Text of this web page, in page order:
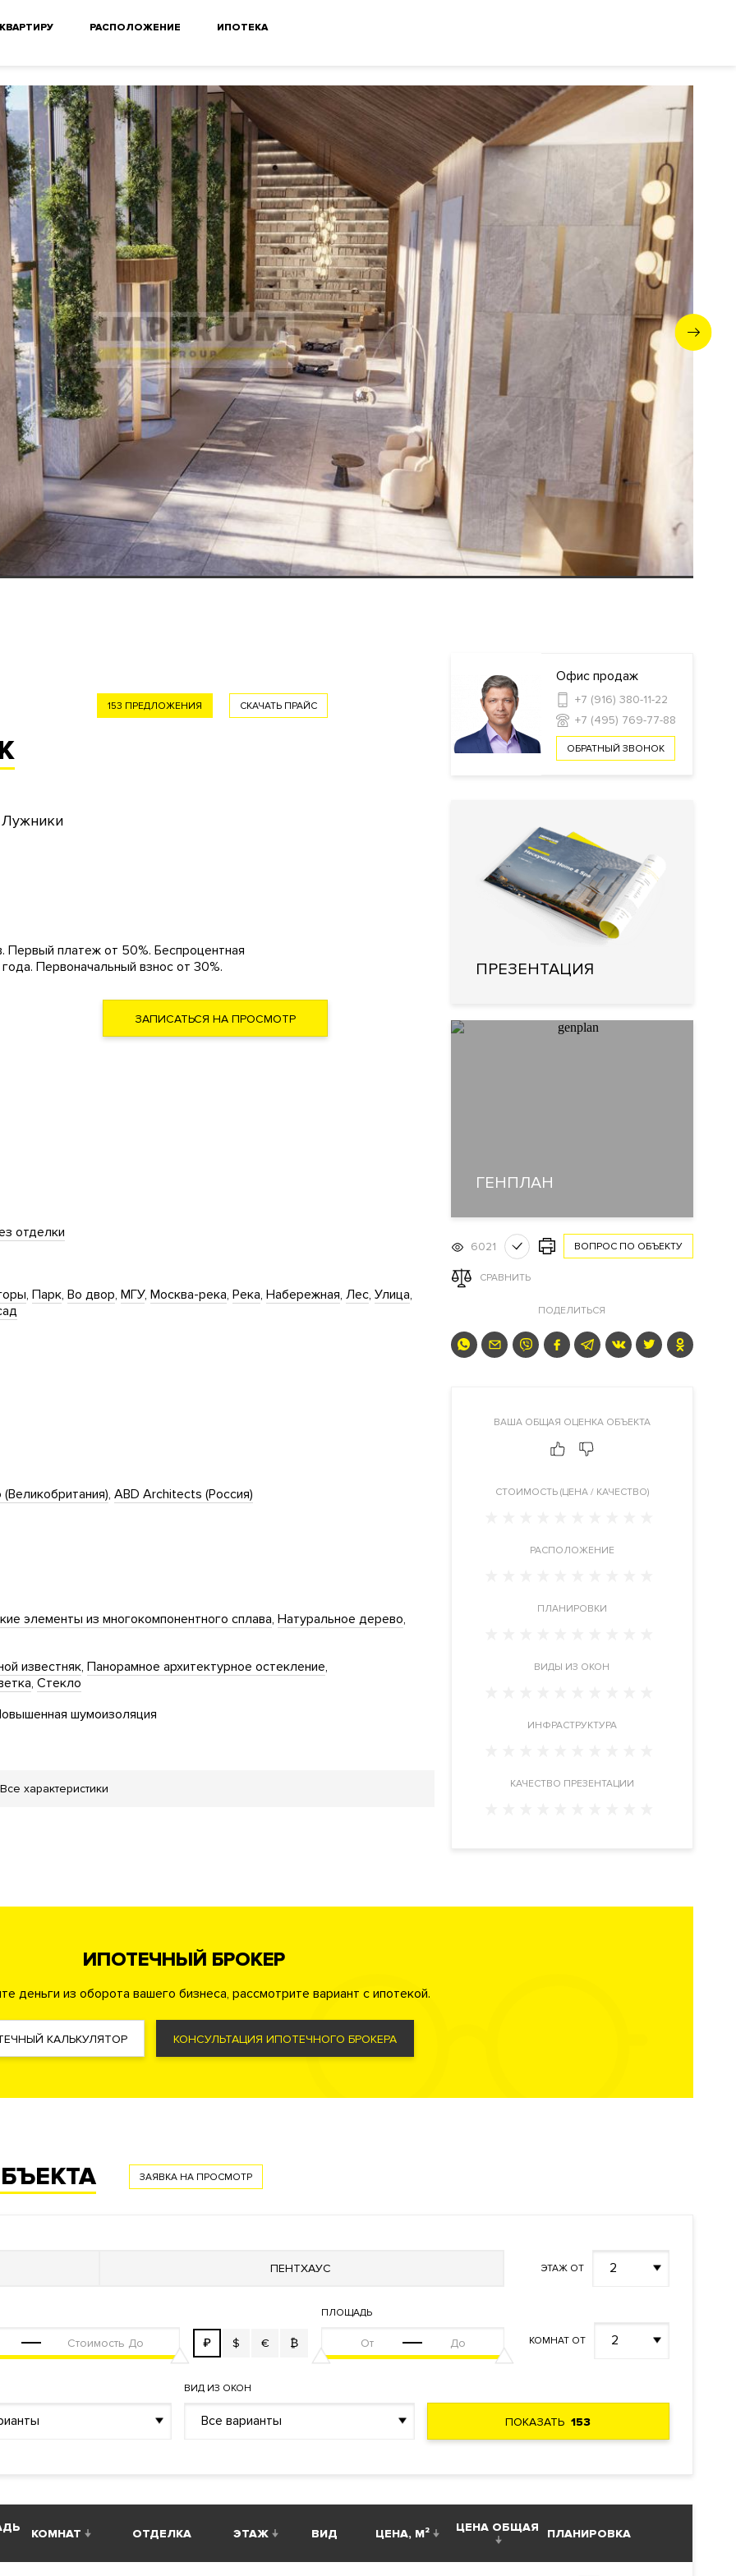
РАСПОЛОЖЕНИЕ ИПОТЕКА
СКАЧАТЬ ПРАЙС
153 ПРЕДЛОЖЕНИЯ
Первый платеж от 50%. Беспроцентная
года. Первоначальный взнос от 30%.
ЗАПИСАТЬСЯ НА ПРОСМОТР
отделки
Парк Во двор МГУ Москва-река Река Набережная Лес Улица
ABD Architects (Россия)
элементы из многокомпонентного сплава Натуральное дерево
известняк Панорамное архитектурное остекление
Стекло
шумоизоляция
Тренажерный зал
Открытая кухня
Система увлажнения воздуха
Все характеристики
Офис продаж
+7 (916) 380-11-22
+7 (495) 769-77-88
ОБРАТНЫЙ ЗВОНОК
ПРЕЗЕНТАЦИЯ
ГЕНПЛАН
6021 ВОПРОС ПО ОБЪЕКТУ
СРАВНИТЬ
ПОДЕЛИТЬСЯ
ВАША ОБЩАЯ ОЦЕНКА ОБЪЕКТА
CТОИМОСТЬ (ЦЕНА / КАЧЕСТВО)
РАСПОЛОЖЕНИЕ
ПЛАНИРОВКИ
ВИДЫ ИЗ ОКОН
ИНФРАСТРУКТУРА
КАЧЕСТВО ПРЕЗЕНТАЦИИ
ИПОТЕЧНЫЙ БРОКЕР
деньги из оборота вашего бизнеса, рассмотрите вариант с ипотекой.
КАЛЬКУЛЯТОР КОНСУЛЬТАЦИЯ ИПОТЕЧНОГО БРОКЕРА
ЗАЯВКА НА ПРОСМОТР
ПЕНТХАУС ЭТАЖ ОТ 2
₽ $ € ₿
ПЛОЩАДЬ
КОМНАТ ОТ 2
ВИД ИЗ ОКОН
Все варианты ПОКАЗАТЬ 153
КОМНАТ ОТДЕЛКА ЭТАЖ ВИД ЦЕНА, М² ЦЕНА ОБЩАЯ ПЛАНИРОВКА